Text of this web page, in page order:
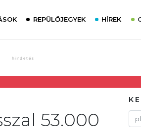
REPÜLŐJEGYEK HÍREK
53.000